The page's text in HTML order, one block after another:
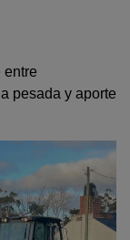
entre
pesada y aporte